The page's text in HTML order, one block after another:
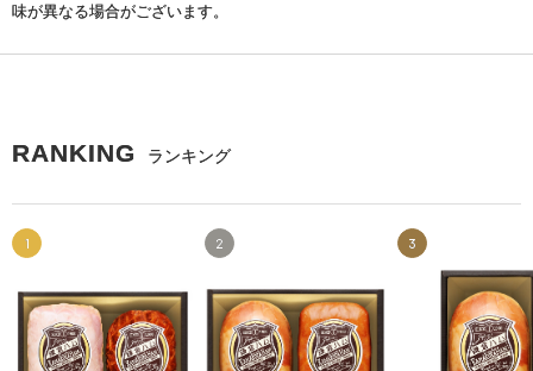
味が異なる場合がございます。
RANKING ランキング
1 2 3